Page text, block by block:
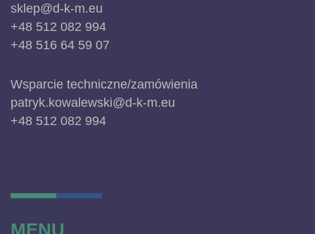
sklep@d-k-m.eu
+48 512 082 994
+48 516 64 59 07
Wsparcie techniczne/zamówienia
patryk.kowalewski@d-k-m.eu
+48 512 082 994
MENU